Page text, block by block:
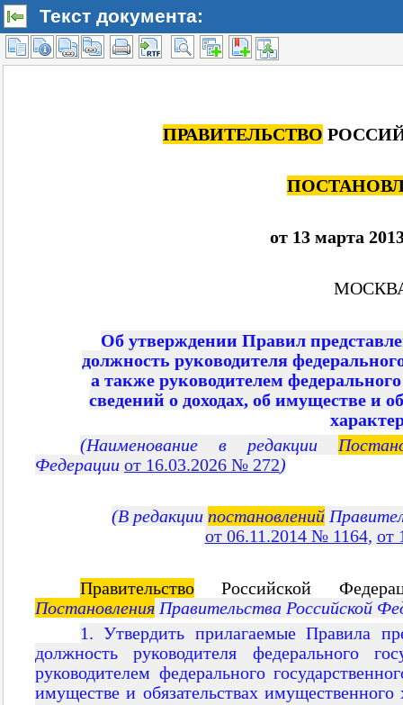
Текст документа: